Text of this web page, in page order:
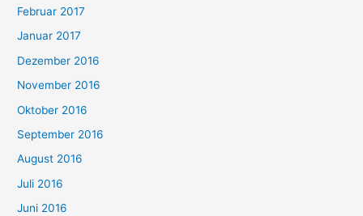
Februar 2017
Januar 2017
Dezember 2016
November 2016
Oktober 2016
September 2016
August 2016
Juli 2016
Juni 2016